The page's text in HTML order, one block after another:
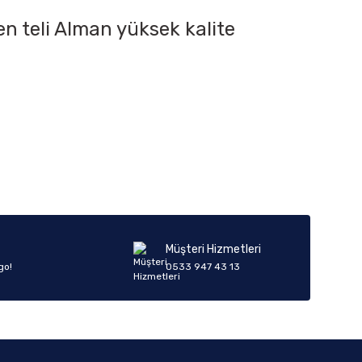
teli Alman yüksek kalite
Müşteri Hizmetleri
0533 947 43 13